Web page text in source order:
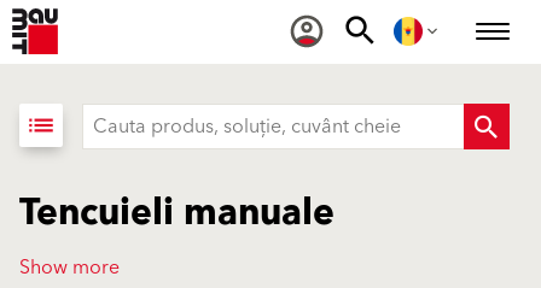
list
Tencuieli manuale
Show more